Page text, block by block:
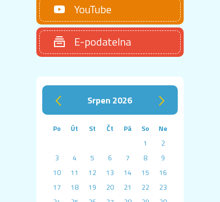
YouTube
E-podatelna
‹ srpen 2026 ›
Po Út St Čt Pá So
Ne
1
2
3
4 5 6 7 8
9
10
11 12 13 14 15
16
17
18 19 20 21 22
23